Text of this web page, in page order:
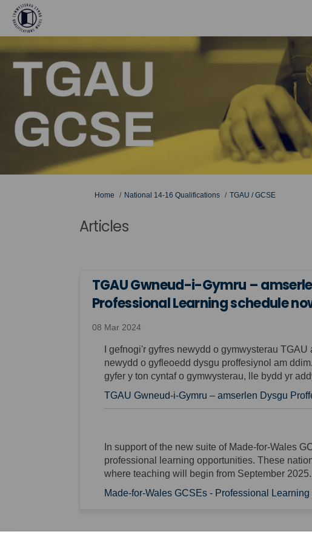
You are here:
Home National 14-16 Qualifications TGAU / GCSE
Articles
TGAU Gwneud-i-Gymru –
Professional Learning schedule
08 Mar 2024
I gefnogi'r gyfres newydd o gymwysterau
newydd o gyfleoedd dysgu proffesiynol am
gyfer y ton cyntaf o gymwysterau, lle bydd yr
TGAU Gwneud-i-Gymru – amserlen Dysgu
In support of the new suite of Made-for-Wales
professional learning opportunities. These
where teaching will begin from September 2025.
Made-for-Wales GCSEs - Professional